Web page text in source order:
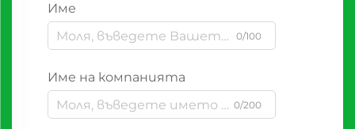
Име
0/100
Име на компанията
0/200